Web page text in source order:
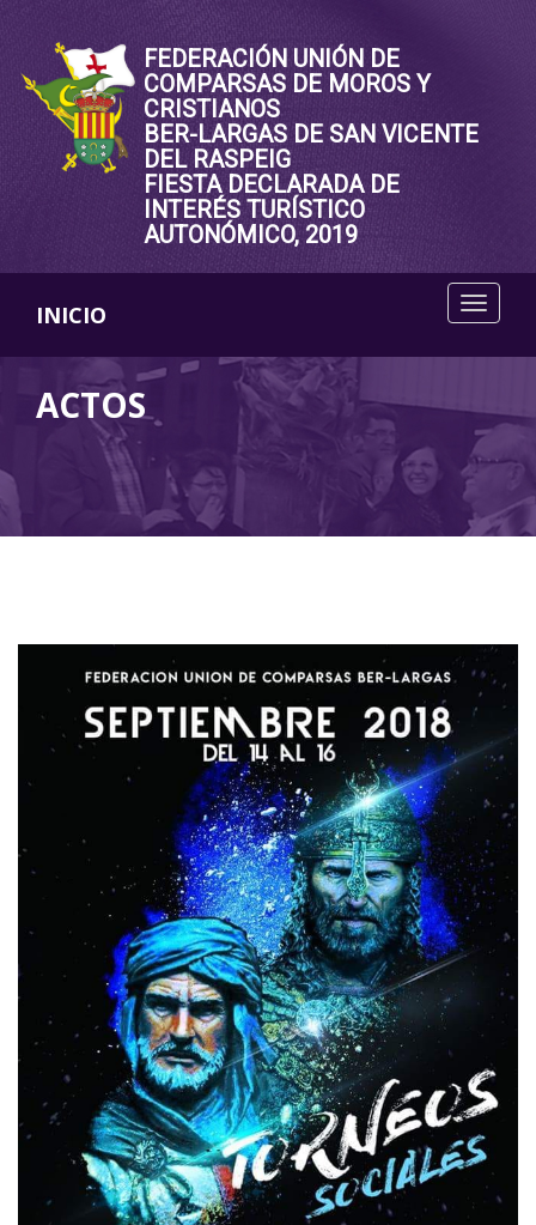
FEDERACIÓN UNIÓN DE
COMPARSAS DE MOROS Y
CRISTIANOS
BER-LARGAS DE SAN VICENTE
DEL RASPEIG
FIESTA DECLARADA DE
INTERÉS TURÍSTICO
AUTONÓMICO, 2019
INICIO
ACTOS